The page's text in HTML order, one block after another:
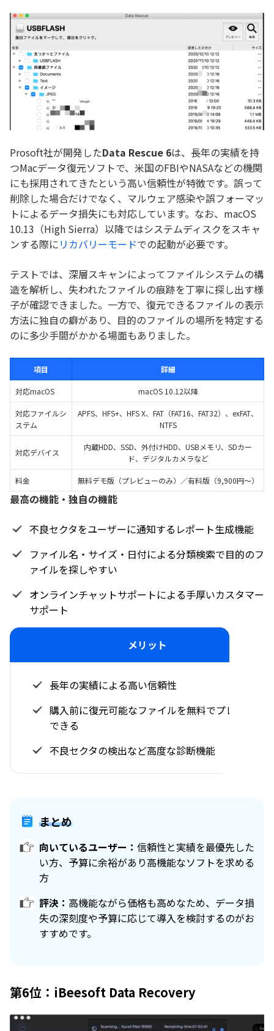
Prosoft社が開発したData Rescue 6は、長年の実績を持
つMacデータ復元ソフトで、米国のFBIやNASAなどの機関
にも採用されてきたという高い信頼性が特徴です。誤って
削除した場合だけでなく、マルウェア感染や誤フォーマッ
トによるデータ損失にも対応しています。なお、macOS
10.13（High Sierra）以降ではシステムディスクをスキャ
ンする際にリカバリーモードでの起動が必要です。
テストでは、深層スキャンによってファイルシステムの構
造を解析し、失われたファイルの痕跡を丁寧に探し出す様
子が確認できました。一方で、復元できるファイルの表示
方法に独自の癖があり、目的のファイルの場所を特定する
のに多少手間がかかる場面もありました。
項目 詳細
対応macOS macOS 10.12以降
対応ファイルシ
ステム
APFS、HFS+、HFS X、FAT（FAT16、FAT32）、exFAT、
NTFS
対応デバイス
内蔵HDD、SSD、外付けHDD、USBメモリ、SDカー
ド、デジタルカメラなど
料金 無料デモ版（プレビューのみ）／有料版（9,900円～）
最高の機能・独自の機能
不良セクタをユーザーに通知するレポート生成機能
ファイル名・サイズ・日付による分類検索で目的のフ
ァイルを探しやすい
オンラインチャットサポートによる手厚いカスタマー
サポート
メリット
長年の実績による高い信頼性
購入前に復元可能なファイルを無料でプレビュー
できる
不良セクタの検出など高度な診断機能
まとめ
向いているユーザー： 信頼性と実績を最優先した
い方、予算に余裕があり高機能なソフトを求める
方
評決： 高機能ながら価格も高めなため、データ損
失の深刻度や予算に応じて導入を検討するのがお
すすめです。
第6位：iBeesoft Data Recovery